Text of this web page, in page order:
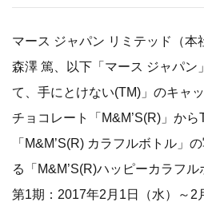
マース ジャパン リミテッド（本
森澤 篤、以下「マース ジャパン
て、手にとけない(TM)」のキャ
チョコレート「M&M’S(R)」か
「M&M’S(R) カラフルボトル」
る「M&M’S(R)ハッピーカラフ
第1期：2017年2月1日（水）～2